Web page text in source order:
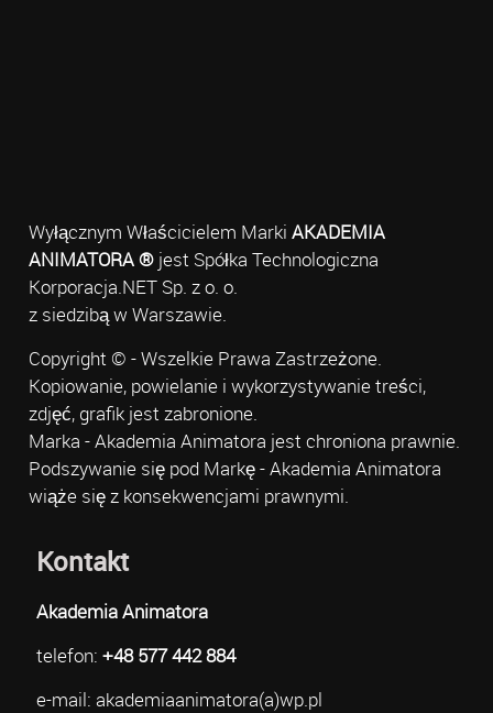
Wyłącznym Właścicielem Marki AKADEMIA
ANIMATORA ®jest Spółka Technologiczna
Korporacja.NET Sp. z o. o.
z siedzibą w Warszawie.
Copyright © - Wszelkie Prawa Zastrzeżone.
Kopiowanie, powielanie i wykorzystywanie treści,
zdjęć, grafik jest zabronione.
Marka - Akademia Animatora jest chroniona prawnie.
Podszywanie się pod Markę - Akademia Animatora
wiąże się z konsekwencjami prawnymi.
Kontakt
Akademia Animatora
telefon: +48 577 442 884
e-mail: akademiaanimatora(a)wp.pl